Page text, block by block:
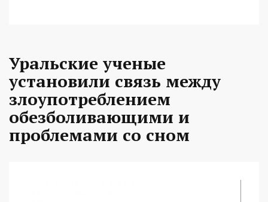
Уральские ученые
установили связь между
злоупотреблением
обезболивающими и
проблемами со сном